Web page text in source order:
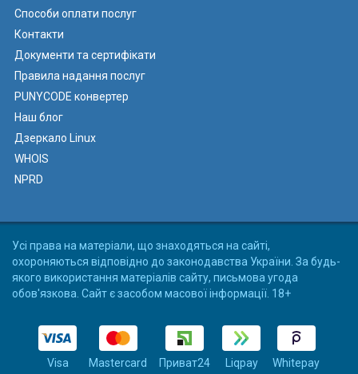
Способи оплати послуг
Контакти
Документи та сертифікати
Правила надання послуг
PUNYCODE конвертер
Наш блог
Дзеркало Linux
WHOIS
NPRD
Усі права на матеріали, що знаходяться на сайті,
охороняються відповідно до законодавства України. За будь-
якого використання матеріалів сайту, письмова угода
обов'язкова. Сайт є засобом масової інформації. 18+
Visa Mastercard Приват24 Liqpay Whitepay